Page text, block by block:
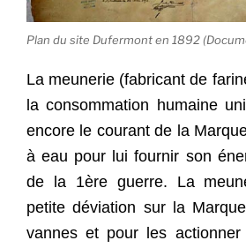
Plan du site Dufermont en 1892
La meunerie (fabricant de
la consommation humaine
encore le courant de la
à eau pour lui fournir son
de la 1ère guerre. La
petite déviation sur la
vannes et pour les